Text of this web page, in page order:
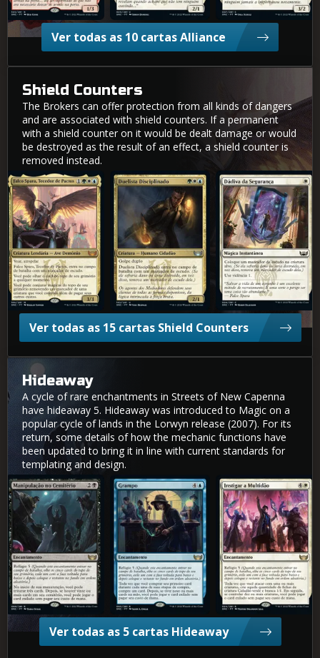
Ver todas as 10 cartas Alliance
Shield Counters
The Brokers can offer protection from all kinds of dangers
and are associated with shield counters. If a permanent
with a shield counter on it would be dealt damage or would
be destroyed as the result of an effect, a shield counter is
removed instead.
Falco Spara, Tecedor de Pactos Duelista Disciplinado Dádiva da Segurança
Ver todas as 15 cartas Shield Counters
Hideaway
A cycle of rare enchantments in Streets of New Capenna
have hideaway 5. Hideaway was introduced to Magic on a
popular cycle of lands in the Lorwyn release (2007). For its
return, some details of how the mechanic functions have
been updated to bring it in line with current standards for
templating and design.
Manipulação no Cemitério Grampo Instigar a Multidão
Ver todas as 5 cartas Hideaway